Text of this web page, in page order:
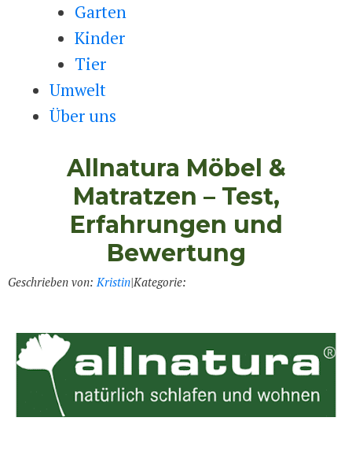
Garten
Kinder
Tier
Umwelt
Über uns
Allnatura Möbel &
Matratzen – Test,
Erfahrungen und
Bewertung
Geschrieben von: Kristin|Kategorie: